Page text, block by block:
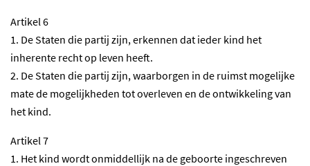
Artikel 6
1. De Staten die partij zijn, erkennen dat ieder kind het
inherente recht op leven heeft.
2. De Staten die partij zijn, waarborgen in de ruimst mogelijke
mate de mogelijkheden tot overleven en de ontwikkeling van
het kind.
Artikel 7
1. Het kind wordt onmiddellijk na de geboorte ingeschreven